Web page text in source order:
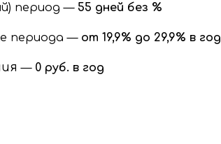
период — 55 дней без %
периода — от 19,9% до 29,9% в год
— 0 руб. в год